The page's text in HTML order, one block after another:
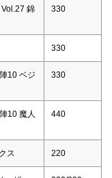
錦
330
330
10 ベジ
330
10 魔人
440
ス 220